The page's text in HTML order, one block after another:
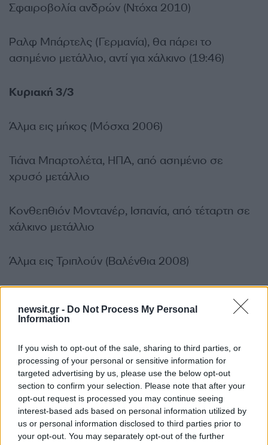
newsit.gr - Do Not Process My Personal
Information
If you wish to opt-out of the sale, sharing to third parties, or
processing of your personal or sensitive information for
targeted advertising by us, please use the below opt-out
section to confirm your selection. Please note that after your
opt-out request is processed you may continue seeing
interest-based ads based on personal information utilized by
us or personal information disclosed to third parties prior to
your opt-out. You may separately opt-out of the further
Σφαιροβολία ανδρών (Ντόχα 2010)
Ραλφ Μπάρτελς (Γερμανία), θα πάρει το
ασημένιο μετάλλιο, αντί για χάλκινο (19:46)
Κυριακή 3/3
Άλμα εις μήκος (Μόσχα 2006)
Τιάνα Μπαρτολέτα, ΗΠΑ, από ασημένιο σε
χρυσό μετάλλιο
Κονθεπθιόν Μοντανέρ, Ισπανία, από τέταρτη σε
χάλκινο μετάλλιο
Άλμα εις Τριπλούν (Βαλένθια 2008)
Μαρίγια Σέστακ, Σλοβενία, από χάλκινο μετάλλιο,
αντί για ασημένιο
Πένταθλο γυναικών (Ντόχα 2010)
Ιλέας Φάουντεν (ΗΠΑ), από τέταρτη σε χάλκινο
μετάλλιο
ΔΙΑΦΗΜΙΣΗ